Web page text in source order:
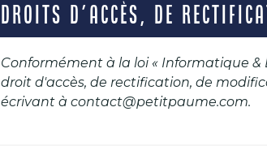
DROITS D'ACCÈS, DE
Conformément à la loi « Informatique &
droit d'accès, de rectification, de
écrivant à contact@petitpaume.com.